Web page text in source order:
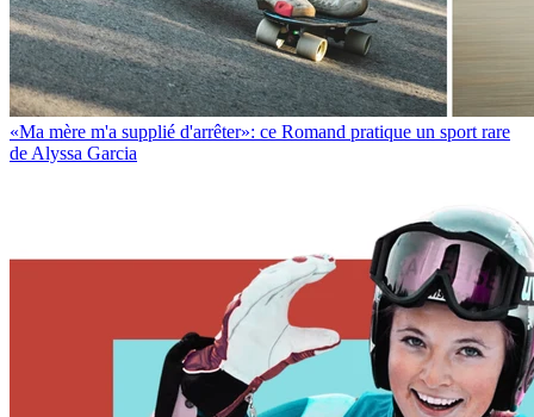
«Ma mère m'a supplié d'arrêter»: ce Romand pratique un sport rare
de Alyssa Garcia